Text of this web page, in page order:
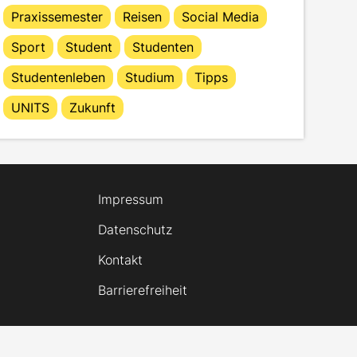
Praxissemester
Reisen
Social Media
Sport
Student
Studenten
Studentenleben
Studium
Tipps
UNITS
Zukunft
Impressum
Datenschutz
Kontakt
Barrierefreiheit